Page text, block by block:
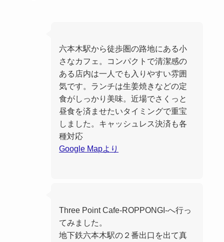
六本木駅から徒歩圏の路地にある小
さなカフェ。コンパクトで清潔感の
ある店内は一人でも入りやすい雰囲
気です。ランチは生姜焼きなどの定
食がしっかり美味。近場でさくっと
昼食を済ませたいタイミングで重宝
しました。キャッシュレス決済も各
種対応
Google Mapより
Three Point Cafe-ROPPONGI-へ行っ
てみました。
地下鉄六本木駅の２番出口を出て真